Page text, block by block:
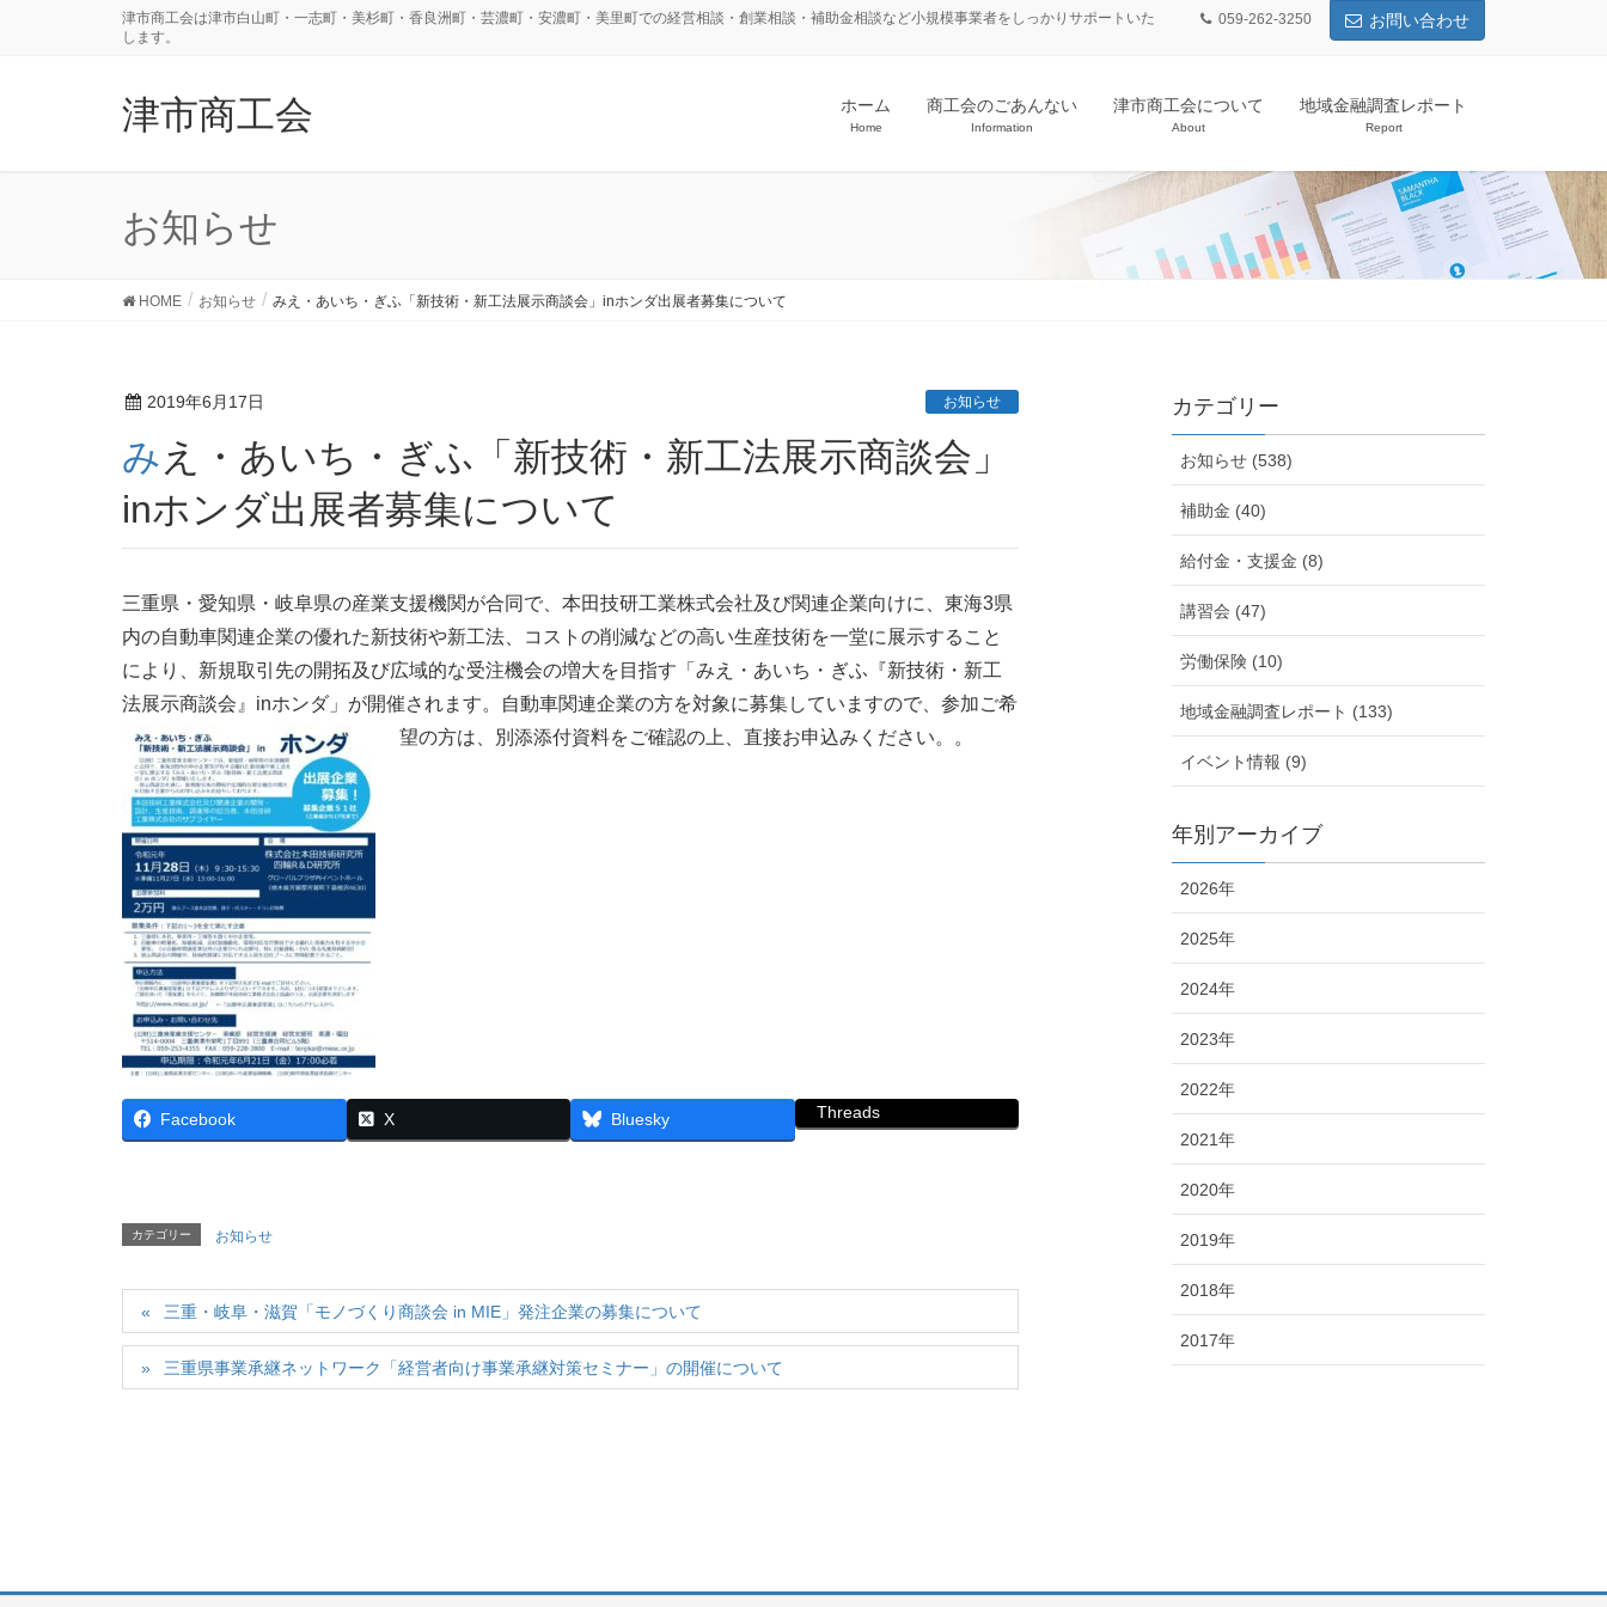
津市商工会は津市白山町・一志町・美杉町・香良洲町・芸濃町・安濃町・美里町での経営相談・創業相談・補助金相談など小規模事業者をしっかりサポートいた
します。
059-262-3250 お問い合わせ
津市商工会 ホーム
Home
商工会のごあんない
Information
津市商工会について
About
地域金融調査レポート
Report
お知らせ
HOME お知らせ みえ・あいち・ぎふ「新技術・新工法展示商談会」inホンダ出展者募集について
2019年6月17日 お知らせ
みえ・あいち・ぎふ「新技術・新工法展示商談会」
inホンダ出展者募集について
三重県・愛知県・岐阜県の産業支援機関が合同で、本田技研工業株式会社及び関連企業向けに、東海3県
内の自動車関連企業の優れた新技術や新工法、コストの削減などの高い生産技術を一堂に展示すること
により、新規取引先の開拓及び広域的な受注機会の増大を目指す「みえ・あいち・ぎふ『新技術・新工
法展示商談会』inホンダ」が開催されます。自動車関連企業の方を対象に募集していますので、参加ご希
望の方は、別添添付資料をご確認の上、直接お申込みください。
。
Facebook X Bluesky Threads
カテゴリー お知らせ
三重・岐阜・滋賀「モノづくり商談会 in MIE」発注企業の募集について
三重県事業承継ネットワーク「経営者向け事業承継対策セミナー」の開催について
カテゴリー
お知らせ (538)
補助金 (40)
給付金・支援金 (8)
講習会 (47)
労働保険 (10)
地域金融調査レポート (133)
イベント情報 (9)
年別アーカイブ
2026年
2025年
2024年
2023年
2022年
2021年
2020年
2019年
2018年
2017年